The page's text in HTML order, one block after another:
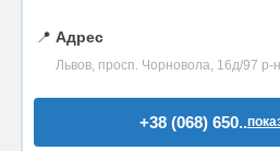
📍 Адрес
Львов, просп. Чорновола, 16д/97 р-
+38 (068) 650..